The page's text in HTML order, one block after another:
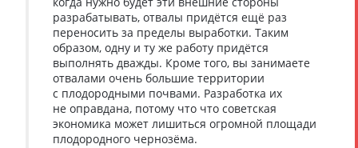
разрабатывать, отвалы придётся ещё раз
переносить за пределы выработки. Таким
образом, одну и ту же работу придётся
выполнять дважды. Кроме того, вы занимаете
отвалами очень большие территории
с плодородными почвами. Разработка их
не оправдана, потому что что советская
экономика может лишиться огромной площади
плодородного чернозёма.